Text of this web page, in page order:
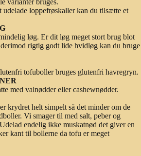
udelade loppefrøskaller kan du tilsætte et
løg. Er dit løg meget stort brug blot
rigtig godt lide hvidløg kan du bruge
tofuboller bruges glutenfri havregryn.
med valnødder eller cashewnødder.
krydret helt simpelt så det minder om de
Vi smager til med salt, peber og
endelig ikke muskatnød det giver en
kant til bollerne da tofu er meget